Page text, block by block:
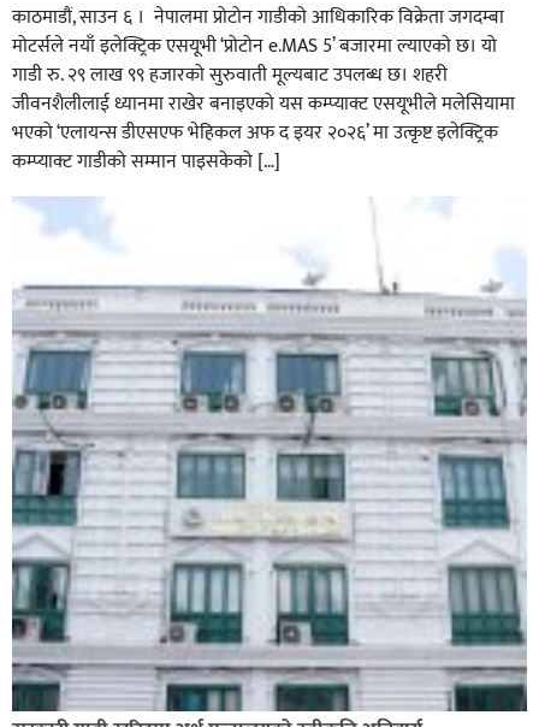
काठमाडौं, साउन ६ । नेपालमा प्रोटोन गाडीको आधिकारिक विक्रेता जगदम्बा
मोटर्सले नयाँ इलेक्ट्रिक एसयूभी ‘प्रोटोन e.MAS 5’ बजारमा ल्याएको छ। यो
गाडी रु. २९ लाख ९९ हजारको सुरुवाती मूल्यबाट उपलब्ध छ। शहरी
जीवनशैलीलाई ध्यानमा राखेर बनाइएको यस कम्प्याक्ट एसयूभीले मलेसियामा
भएको ‘एलायन्स डीएसएफ भेहिकल अफ द इयर २०२६’ मा उत्कृष्ट इलेक्ट्रिक
कम्प्याक्ट गाडीको सम्मान पाइसकेको […]